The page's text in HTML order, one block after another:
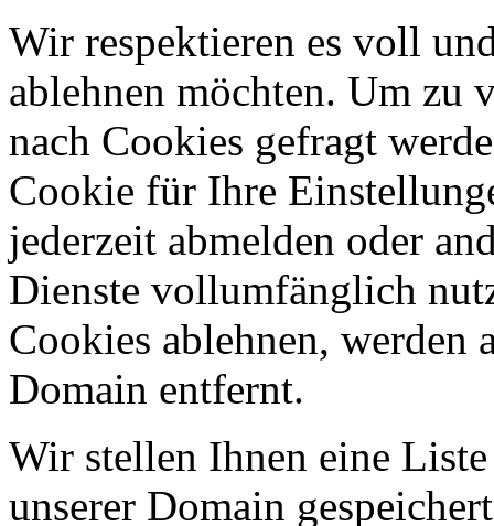
Wir respektieren es voll
ablehnen möchten. Um zu
nach Cookies gefragt
Cookie für Ihre
jederzeit abmelden oder
Dienste vollumfänglich
Cookies ablehnen, werden
Domain entfernt.
Wir stellen Ihnen eine
unserer Domain